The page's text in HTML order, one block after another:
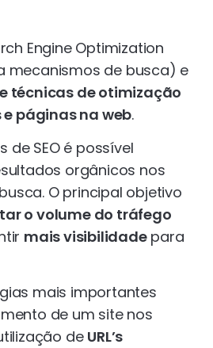
Engine Optimization
mecanismos de busca) e
técnicas de otimização
páginas na web.
SEO é possível
orgânicos nos
O principal objetivo
o volume do tráfego
mais visibilidadepara
mais importantes
de um site nos
de URL’s